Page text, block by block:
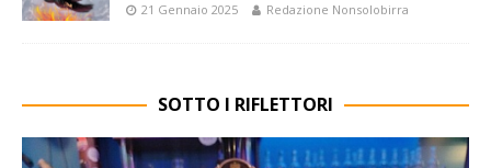
21 Gennaio 2025 Redazione Nonsolobirra
SOTTO I RIFLETTORI